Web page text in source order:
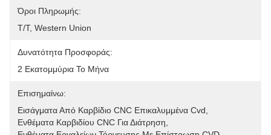
Όροι Πληρωμής:
T/T, Western Union
Δυνατότητα Προσφοράς:
2 Εκατομμύρια Το Μήνα
Επισημαίνω:
Εισάγματα Από Καρβίδιο CNC Επικαλυμμένα Cvd
Ενθέματα Καρβιδίου CNC Για Διάτρηση